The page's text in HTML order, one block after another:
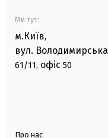
Ми тут:
м.Київ,
вул. Володимирська
61/11, офіс 50
Про нас